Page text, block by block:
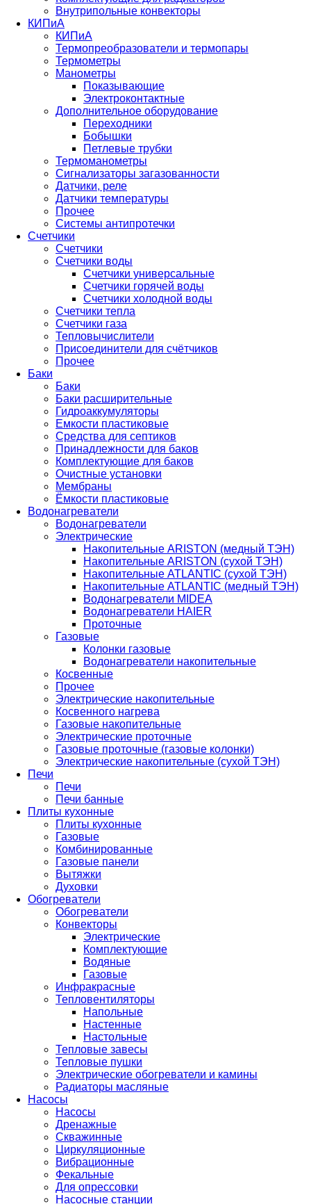
Внутрипольные конвекторы
КИПиА
КИПиА
Термопреобразователи и термопары
Термометры
Манометры
Показывающие
Электроконтактные
Дополнительное оборудование
Переходники
Бобышки
Петлевые трубки
Термоманометры
Сигнализаторы загазованности
Датчики, реле
Датчики температуры
Прочее
Системы антипротечки
Счетчики
Счетчики
Счетчики воды
Счетчики универсальные
Счетчики горячей воды
Счетчики холодной воды
Счетчики тепла
Счетчики газа
Тепловычислители
Присоединители для счётчиков
Прочее
Баки
Баки
Баки расширительные
Гидроаккумуляторы
Емкости пластиковые
Средства для септиков
Принадлежности для баков
Комплектующие для баков
Очистные установки
Мембраны
Ёмкости пластиковые
Водонагреватели
Водонагреватели
Электрические
Накопительные ARISTON (медный ТЭН)
Накопительные ARISTON (сухой ТЭН)
Накопительные ATLANTIC (сухой ТЭН)
Накопительные ATLANTIC (медный ТЭН)
Водонагреватели MIDEA
Водонагреватели HAIER
Проточные
Газовые
Колонки газовые
Водонагреватели накопительные
Косвенные
Прочее
Электрические накопительные
Косвенного нагрева
Газовые накопительные
Электрические проточные
Газовые проточные (газовые колонки)
Электрические накопительные (сухой ТЭН)
Печи
Печи
Печи банные
Плиты кухонные
Плиты кухонные
Газовые
Комбинированные
Газовые панели
Вытяжки
Духовки
Обогреватели
Обогреватели
Конвекторы
Электрические
Комплектующие
Водяные
Газовые
Инфракрасные
Тепловентиляторы
Напольные
Настенные
Настольные
Тепловые завесы
Тепловые пушки
Электрические обогреватели и камины
Радиаторы масляные
Насосы
Насосы
Дренажные
Скважинные
Циркуляционные
Вибрационные
Фекальные
Для опрессовки
Насосные станции